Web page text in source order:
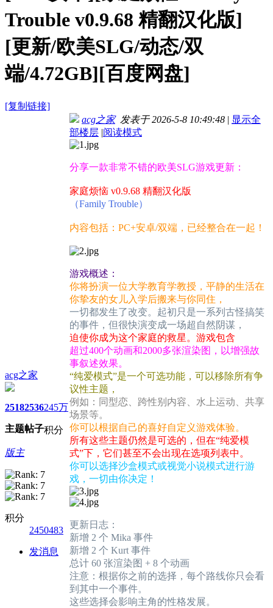
Trouble v0.9.68 精翻汉化版]
[更新/欧美SLG/动态/双
端/4.72GB][百度网盘]
[复制链接]
acg之家
2518
主题
2536
帖子
245万
积分
版主
积分
2450483
发消息
acg之家发表于 2026-5-8 10:49:48 | 显示全
部楼层 |阅读模式
分享一款非常不错的欧美SLG游戏更新：
家庭烦恼 v0.9.68 精翻汉化版
（Family Trouble）
内容包括：PC+安卓/双端，已经整合在一起！
游戏概述：
你将扮演一位大学教育学教授，平静的生活在
你挚友的女儿入学后搬来与你同住，
一切都发生了改变。起初只是一系列古怪搞笑
的事件，但很快演变成一场超自然阴谋，
迫使你成为这个家庭的救星。游戏包含
超过400个动画和2000多张渲染图，以增强故
事叙述效果。
“纯爱模式”是一个可选功能，可以移除所有争
议性主题，
例如：同型恋、跨性别内容、水上运动、共享
场景等。
你可以根据自己的喜好自定义游戏体验。
所有这些主题仍然是可选的，但在“纯爱模
式”下，它们甚至不会出现在选项列表中。
你可以选择沙盒模式或视觉小说模式进行游
戏，一切由你决定！
更新日志：
新增 2 个 Mika 事件
新增 2 个 Kurt 事件
总计 60 张渲染图 + 8 个动画
注意：根据你之前的选择，每个路线你只会看
到其中一个事件。
这些选择会影响主角的性格发展。